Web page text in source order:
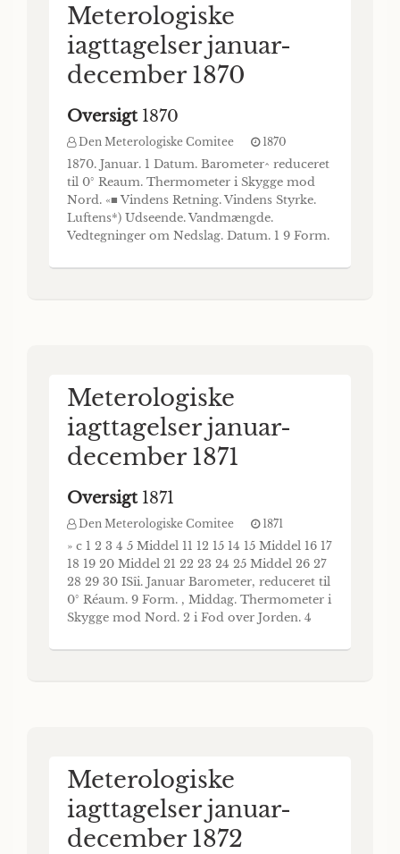
Meterologiske
iagttagelser januar-
december 1870
Oversigt 1870
Den Meterologiske Comitee 1870
1870. Januar. 1 Datum. Barometer^ reduceret
til 0° Reaum. Thermometer i Skygge mod
Nord. «■ Vindens Retning. Vindens Styrke.
Luftens*) Udseende. Vandmængde.
Vedtegninger om Nedslag. Datum. 1 9 Form.
over Jorden. I Jorden. Middel Corr.—0,01.
Meterologiske
iagttagelser januar-
december 1871
Oversigt 1871
Den Meterologiske Comitee 1871
» c 1 2 3 4 5 Middel 11 12 15 14 15 Middel 16 17
18 19 20 Middel 21 22 23 24 25 Middel 26 27
28 29 30 ISîi. Januar Barometer, reduceret til
0° Réaum. 9 Form. , Middag. Thermometer i
Skygge mod Nord. 2 i Fod over Jorden. 4
Vindens Styrke. Luftens*) Udseende. Middel
Meterologiske
iagttagelser januar-
december 1872